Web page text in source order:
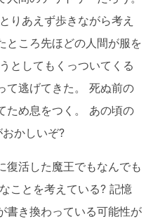
りあえず歩きながら考え
ところ先ほどの人間が服を
としてもくっついてくる
て逃げてきた。 死ぬ前の
ため息をつく。 あの頃の
かしいぞ?
復活した魔王でもなんでも
ことを考えている? 記憶
書き換わっている可能性が